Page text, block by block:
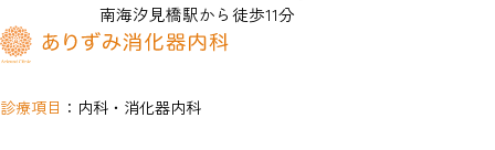
南海汐見橋駅から徒歩11分
診療項目 ：内科・消化器内科